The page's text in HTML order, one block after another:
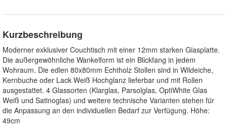
Kurzbeschreibung
Moderner exklusiver Couchtisch mit einer 12mm starken Glasplatte.
Die außergewöhnliche Wankelform ist ein Blickfang in jedem
Wohraum. Die edlen 80x80mm Echtholz Stollen sind in Wildeiche,
Kernbuche oder Lack Weiß Hochglanz lieferbar und mit Rollen
ausgestattet. 4 Glassorten (Klarglas, Parsolglas, OptiWhite Glas
Weiß und Satinoglas) und weitere technische Varianten stehen für
die Anpassung an den individuellen Bedarf zur Verfügung. Höhe:
49cm